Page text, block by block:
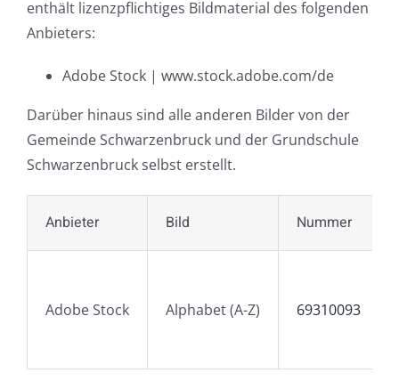
enthält lizenzpflichtiges Bildmaterial des folgenden
Anbieters:
Adobe Stock | www.stock.adobe.com/de
Darüber hinaus sind alle anderen Bilder von der
Gemeinde Schwarzenbruck und der Grundschule
Schwarzenbruck selbst erstellt.
Anbieter Bild Nummer
Adobe Stock Alphabet (A-Z) 69310093